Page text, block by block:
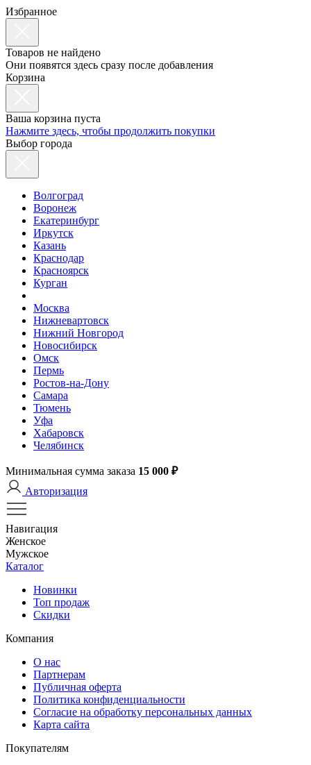
Избранное
Товаров не найдено
Они появятся здесь сразу после добавления
Корзина
Ваша корзина пуста
Нажмите здесь, чтобы продолжить покупки
Выбор города
Волгоград
Воронеж
Екатеринбург
Иркутск
Казань
Краснодар
Красноярск
Курган
Москва
Нижневартовск
Нижний Новгород
Новосибирск
Омск
Пермь
Ростов-на-Дону
Самара
Тюмень
Уфа
Хабаровск
Челябинск
Минимальная сумма заказа 15 000 ₽
Авторизация
Навигация
Женское
Мужское
Каталог
Новинки
Топ продаж
Скидки
Компания
О нас
Партнерам
Публичная оферта
Политика конфиденциальности
Согласие на обработку персональных данных
Карта сайта
Покупателям